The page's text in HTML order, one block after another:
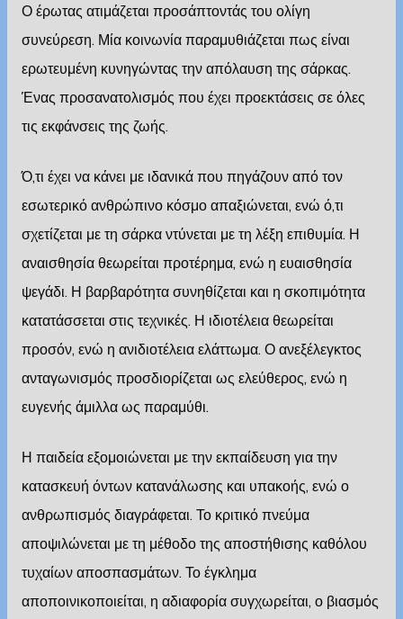
Ο έρωτας ατιμάζεται προσάπτοντάς του ολίγη
συνεύρεση. Μία κοινωνία παραμυθιάζεται πως είναι
ερωτευμένη κυνηγώντας την απόλαυση της σάρκας.
Ένας προσανατολισμός που έχει προεκτάσεις σε όλες
τις εκφάνσεις της ζωής.
Ό,τι έχει να κάνει με ιδανικά που πηγάζουν από τον
εσωτερικό ανθρώπινο κόσμο απαξιώνεται, ενώ ό,τι
σχετίζεται με τη σάρκα ντύνεται με τη λέξη επιθυμία. Η
αναισθησία θεωρείται προτέρημα, ενώ η ευαισθησία
ψεγάδι. Η βαρβαρότητα συνηθίζεται και η σκοπιμότητα
κατατάσσεται στις τεχνικές. Η ιδιοτέλεια θεωρείται
προσόν, ενώ η ανιδιοτέλεια ελάττωμα. Ο ανεξέλεγκτος
ανταγωνισμός προσδιορίζεται ως ελεύθερος, ενώ η
ευγενής άμιλλα ως παραμύθι.
Η παιδεία εξομοιώνεται με την εκπαίδευση για την
κατασκευή όντων κατανάλωσης και υπακοής, ενώ ο
ανθρωπισμός διαγράφεται. Το κριτικό πνεύμα
αποψιλώνεται με τη μέθοδο της αποστήθισης καθόλου
τυχαίων αποσπασμάτων. Το έγκλημα
αποποινικοποιείται, η αδιαφορία συγχωρείται, ο βιασμός